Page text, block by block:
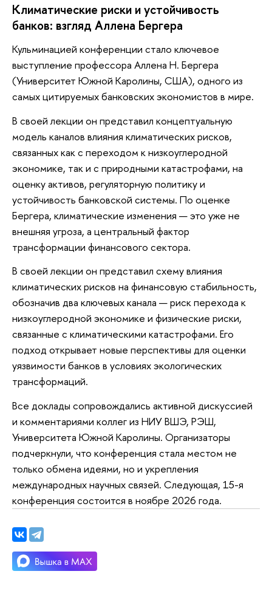
Климатические риски и устойчивость
банков: взгляд Аллена Бергера
Кульминацией конференции стало ключевое
выступление профессора Аллена Н. Бергера
(Университет Южной Каролины, США), одного из
самых цитируемых банковских экономистов в мире.
В своей лекции он представил концептуальную
модель каналов влияния климатических рисков,
связанных как с переходом к низкоуглеродной
экономике, так и с природными катастрофами, на
оценку активов, регуляторную политику и
устойчивость банковской системы. По оценке
Бергера, климатические изменения — это уже не
внешняя угроза, а центральный фактор
трансформации финансового сектора.
В своей лекции он представил схему влияния
климатических рисков на финансовую стабильность,
обозначив два ключевых канала — риск перехода к
низкоуглеродной экономике и физические риски,
связанные с климатическими катастрофами. Его
подход открывает новые перспективы для оценки
уязвимости банков в условиях экологических
трансформаций.
Все доклады сопровождались активной дискуссией
и комментариями коллег из НИУ ВШЭ, РЭШ,
Университета Южной Каролины. Организаторы
подчеркнули, что конференция стала местом не
только обмена идеями, но и укрепления
международных научных связей. Следующая, 15-я
конференция состоится в ноябре 2026 года.